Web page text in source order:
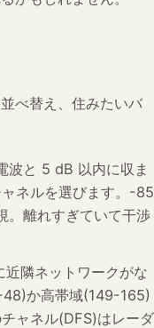
べ替え、住みたいバ
波と 5 dB 以内に収ま
ネルを選びます。-85
。離れすぎていて干渉
隣ネットワークがな
か高帯域(149-165)
ャネル(DFS)はレーダ